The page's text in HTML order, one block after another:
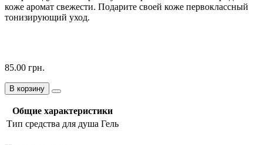
коже аромат свежести. Подарите своей коже первоклассный
тонизирующий уход.
85.00 грн.
В корзину
Общие характеристики
Тип средства для душа Гель